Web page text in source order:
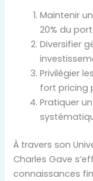
Maintenir
20% du
Diversifier
Privilégier
fort pricing
Pratiquer
À travers son
Charles Gave
connaissances